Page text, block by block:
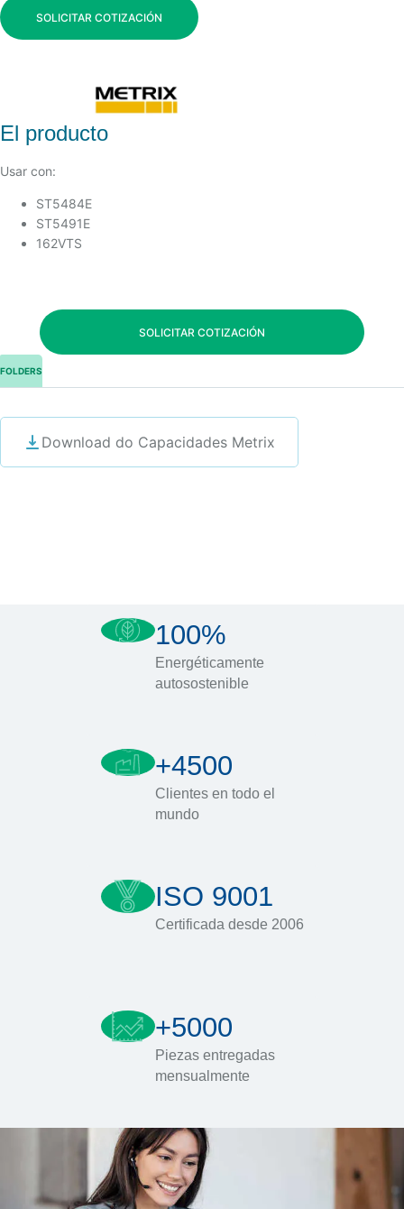
SOLICITAR COTIZACIÓN
El producto
Usar con:
ST5484E
ST5491E
162VTS
SOLICITAR COTIZACIÓN
FOLDERS
Download do Capacidades Metrix
100%
Energéticamente
autosostenible
+4500
Clientes en todo el
mundo
ISO 9001
Certificada desde 2006
+5000
Piezas entregadas
mensualmente